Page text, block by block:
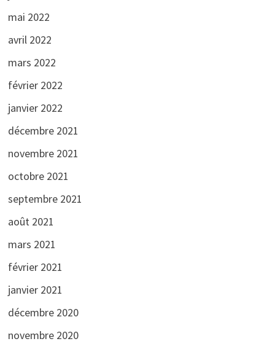
mai 2022
avril 2022
mars 2022
février 2022
janvier 2022
décembre 2021
novembre 2021
octobre 2021
septembre 2021
août 2021
mars 2021
février 2021
janvier 2021
décembre 2020
novembre 2020